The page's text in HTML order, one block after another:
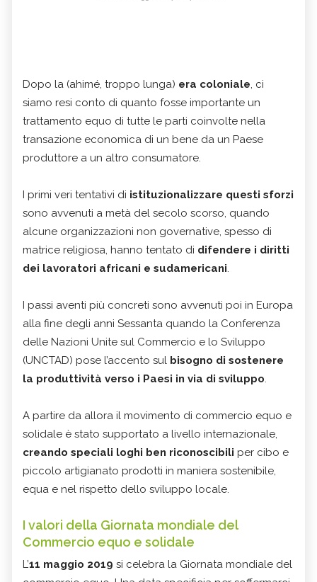
Dopo la (ahimé, troppo lunga) era coloniale, ci
siamo resi conto di quanto fosse importante un
trattamento equo di tutte le parti coinvolte nella
transazione economica di un bene da un Paese
produttore a un altro consumatore.
I primi veri tentativi di istituzionalizzare questi sforzi
sono avvenuti a metà del secolo scorso, quando
alcune organizzazioni non governative, spesso di
matrice religiosa, hanno tentato di difendere i diritti
dei lavoratori africani e sudamericani.
I passi aventi più concreti sono avvenuti poi in Europa
alla fine degli anni Sessanta quando la Conferenza
delle Nazioni Unite sul Commercio e lo Sviluppo
(UNCTAD) pose l’accento sul bisogno di sostenere
la produttività verso i Paesi in via di sviluppo.
A partire da allora il movimento di commercio equo e
solidale è stato supportato a livello internazionale,
creando speciali loghi ben riconoscibili per cibo e
piccolo artigianato prodotti in maniera sostenibile,
equa e nel rispetto dello sviluppo locale.
I valori della Giornata mondiale del
Commercio equo e solidale
L’11 maggio 2019 si celebra la Giornata mondiale del